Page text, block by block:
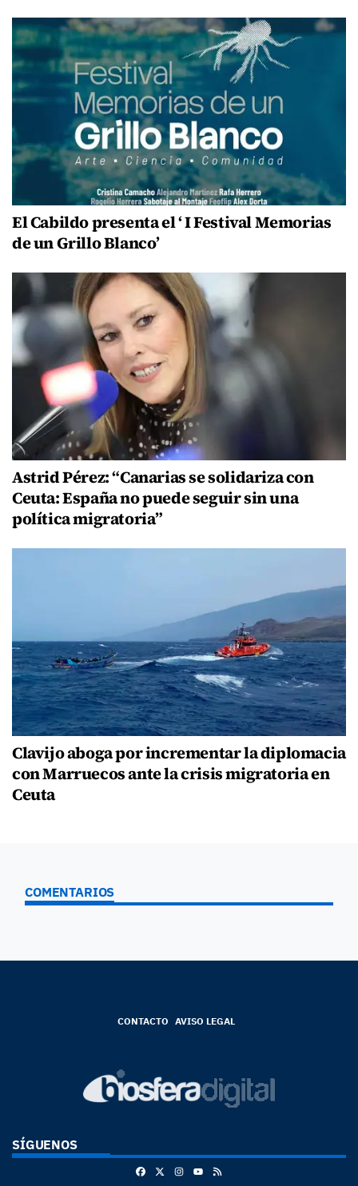
El Cabildo presenta el ‘ I Festival Memorias
de un Grillo Blanco’
Astrid Pérez: “Canarias se solidariza con
Ceuta: España no puede seguir sin una
política migratoria”
Clavijo aboga por incrementar la diplomacia
con Marruecos ante la crisis migratoria en
Ceuta
COMENTARIOS
CONTACTO AVISO LEGAL
SÍGUENOS
FacebookInstagram